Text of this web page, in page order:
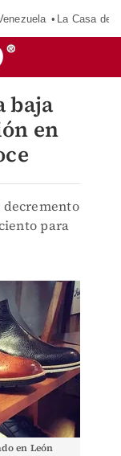
La Casa de
baja
en
decremento
para
en León